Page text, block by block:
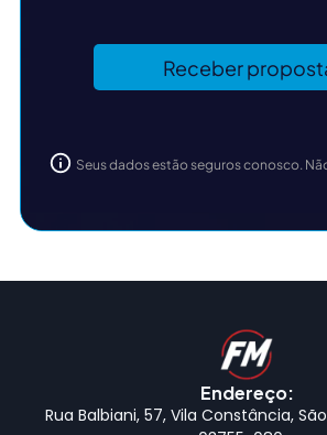
Seus dados estão seguros conosco.
Endereço:
Rua Balbiani, 57, Vila Constância, São